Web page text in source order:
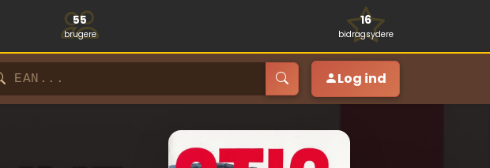
55
brugere
16
bidragsydere
Log ind